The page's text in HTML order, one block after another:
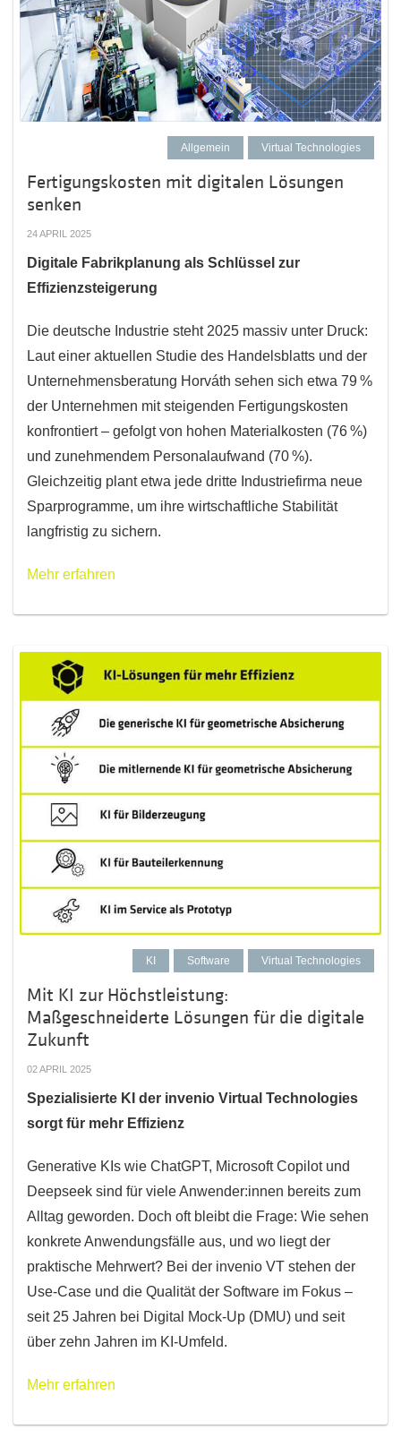
Allgemein Virtual Technologies
Fertigungskosten mit digitalen Lösungen
senken
24 APRIL 2025
Digitale Fabrikplanung als Schlüssel zur
Effizienzsteigerung
Die deutsche Industrie steht 2025 massiv unter Druck:
Laut einer aktuellen Studie des Handelsblatts und der
Unternehmensberatung Horváth sehen sich etwa 79 %
der Unternehmen mit steigenden Fertigungskosten
konfrontiert – gefolgt von hohen Materialkosten (76 %)
und zunehmendem Personalaufwand (70 %).
Gleichzeitig plant etwa jede dritte Industriefirma neue
Sparprogramme, um ihre wirtschaftliche Stabilität
langfristig zu sichern.
Mehr erfahren
KI Software Virtual Technologies
Mit KI zur Höchstleistung:
Maßgeschneiderte Lösungen für die digitale
Zukunft
02 APRIL 2025
Spezialisierte KI der invenio Virtual Technologies
sorgt für mehr Effizienz
Generative KIs wie ChatGPT, Microsoft Copilot und
Deepseek sind für viele Anwender:innen bereits zum
Alltag geworden. Doch oft bleibt die Frage: Wie sehen
konkrete Anwendungsfälle aus, und wo liegt der
praktische Mehrwert? Bei der invenio VT stehen der
Use-Case und die Qualität der Software im Fokus –
seit 25 Jahren bei Digital Mock-Up (DMU) und seit
über zehn Jahren im KI-Umfeld.
Mehr erfahren